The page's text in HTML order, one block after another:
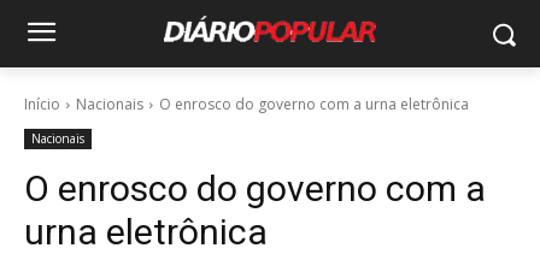
Início Nacionais O enrosco do governo com a urna eletrônica
Nacionais
O enrosco do governo com a
urna eletrônica